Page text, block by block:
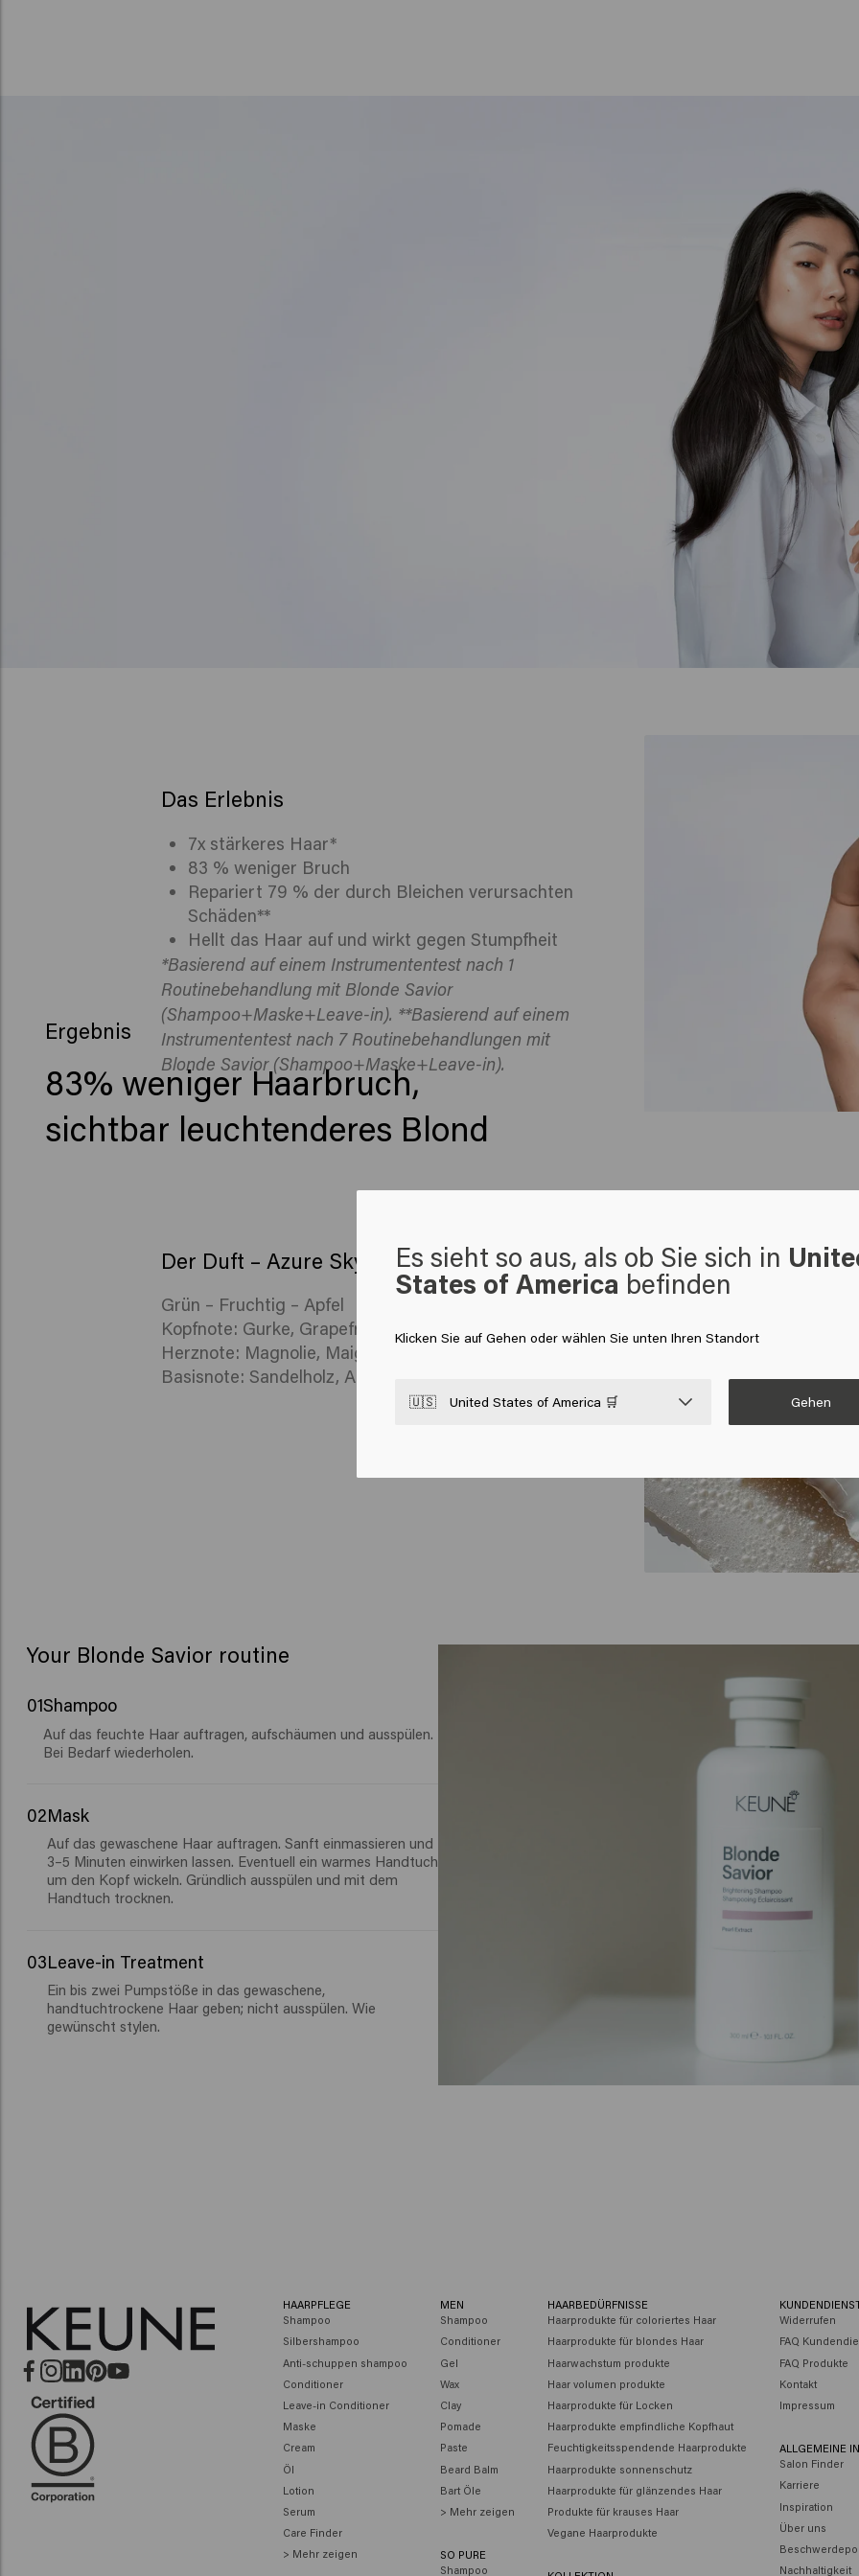
Ergebnis
83% weniger Haarbruch,
sichtbar leuchtenderes Blond
Das Erlebnis
7x stärkeres Haar*
83 % weniger Bruch
Repariert 79 % der durch Bleichen verursachten
Schäden**
Hellt das Haar auf und wirkt gegen Stumpfheit
*Basierend auf einem Instrumententest nach 1
Routinebehandlung mit Blonde Savior
(Shampoo+Maske+Leave-in). **Basierend auf einem
Instrumententest nach 7 Routinebehandlungen mit
Blonde Savior (Shampoo+Maske+Leave-in).
Der Duft – Azure Sky
Grün – Fruchtig – Apfel
Kopfnote: Gurke, Grapefruit, Apfel
Herznote: Magnolie, Maiglöckchen, Veilchen, Rose
Basisnote: Sandelholz, Amber
Your Blonde Savior routine
01Shampoo
Auf das feuchte Haar auftragen, aufschäumen und ausspülen.
Bei Bedarf wiederholen.
02Mask
Auf das gewaschene Haar auftragen. Sanft einmassieren und
3–5 Minuten einwirken lassen. Eventuell ein warmes Handtuch
um den Kopf wickeln. Gründlich ausspülen und mit dem
Handtuch trocknen.
03Leave-in Treatment
Ein bis zwei Pumpstöße in das gewaschene,
handtuchtrockene Haar geben; nicht ausspülen. Wie
gewünscht stylen.
Es sieht so aus, als ob Sie sich in
States of America befinden
Klicken Sie auf Gehen oder wählen Sie unten Ihren Standort
🇺🇸 United States of America 🛒 Gehen
HAARPFLEGE
Shampoo
Silbershampoo
Anti-schuppen shampoo
Conditioner
Leave-in Conditioner
Maske
Cream
Öl
Lotion
Serum
Care Finder
> Mehr zeigen
MEN
Shampoo
Conditioner
Gel
Wax
Clay
Pomade
Paste
Beard Balm
Bart Öle
> Mehr zeigen
SO PURE
Shampoo
HAARBEDÜRFNISSE
Haarprodukte für coloriertes Haar
Haarprodukte für blondes Haar
Haarwachstum produkte
Haar volumen produkte
Haarprodukte für Locken
Haarprodukte empfindliche Kopfhaut
Feuchtigkeitsspendende Haarprodukte
Haarprodukte sonnenschutz
Haarprodukte für glänzendes Haar
Produkte für krauses Haar
Vegane Haarprodukte
Widerrufen
FAQ
FAQ Produkte
Kontakt
Impressum
ALLGEMEINE
Salon Finder
Karriere
Inspiration
Über uns
Nachhaltigkeit